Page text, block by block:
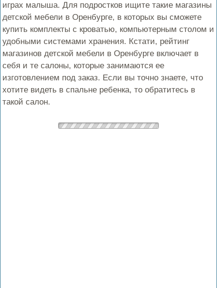
играх малыша. Для подростков ищите такие магазины
детской мебели в Оренбурге, в которых вы сможете
купить комплекты с кроватью, компьютерным столом и
удобными системами хранения. Кстати, рейтинг
магазинов детской мебели в Оренбурге включает в
себя и те салоны, которые занимаются ее
изготовлением под заказ. Если вы точно знаете, что
хотите видеть в спальне ребенка, то обратитесь в
такой салон.